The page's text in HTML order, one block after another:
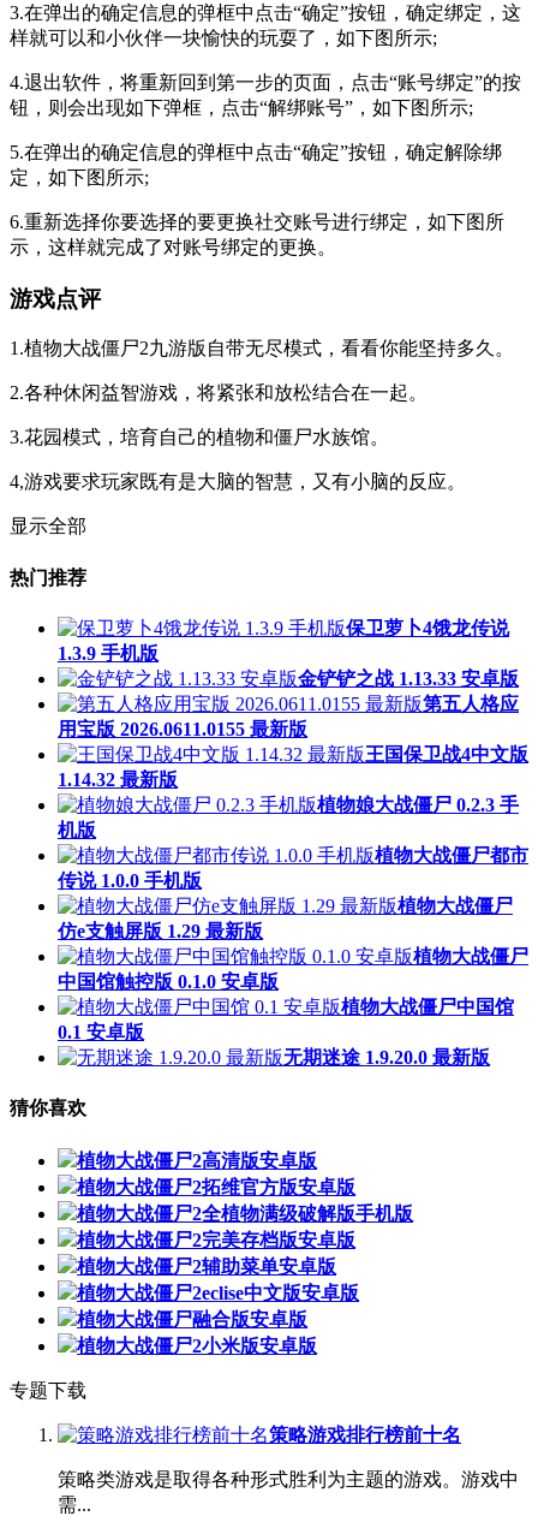
3.在弹出的确定信息的弹框中点击“确定”按钮，确定绑定，这
样就可以和小伙伴一块愉快的玩耍了，如下图所示;
4.退出软件，将重新回到第一步的页面，点击“账号绑定”的按
钮，则会出现如下弹框，点击“解绑账号”，如下图所示;
5.在弹出的确定信息的弹框中点击“确定”按钮，确定解除绑
定，如下图所示;
6.重新选择你要选择的要更换社交账号进行绑定，如下图所
示，这样就完成了对账号绑定的更换。
游戏点评
1.植物大战僵尸2九游版自带无尽模式，看看你能坚持多久。
2.各种休闲益智游戏，将紧张和放松结合在一起。
3.花园模式，培育自己的植物和僵尸水族馆。
4,游戏要求玩家既有是大脑的智慧，又有小脑的反应。
显示全部
热门推荐
保卫萝卜4饿龙传说
1.3.9 手机版
金铲铲之战 1.13.33 安卓版
第五人格应
用宝版 2026.0611.0155 最新版
王国保卫战4中文版
1.14.32 最新版
植物娘大战僵尸 0.2.3 手
机版
植物大战僵尸都市
传说 1.0.0 手机版
植物大战僵尸
仿e支触屏版 1.29 最新版
植物大战僵尸
中国馆触控版 0.1.0 安卓版
植物大战僵尸中国馆
0.1 安卓版
无期迷途 1.9.20.0 最新版
猜你喜欢
植物大战僵尸2高清版安卓版
植物大战僵尸2拓维官方版安卓版
植物大战僵尸2全植物满级破解版手机版
植物大战僵尸2完美存档版安卓版
植物大战僵尸2辅助菜单安卓版
植物大战僵尸2eclise中文版安卓版
植物大战僵尸融合版安卓版
植物大战僵尸2小米版安卓版
专题下载
策略游戏排行榜前十名
策略类游戏是取得各种形式胜利为主题的游戏。游戏中
需...